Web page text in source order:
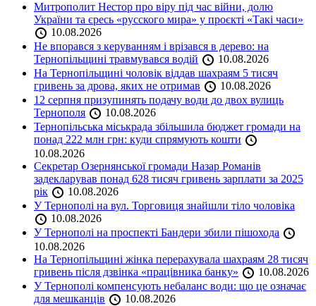
Митрополит Нестор про віру під час війни, долю
України та єресь «русского мира» у проєкті «Такі часи»
10.08.2026
Не впорався з керуванням і врізався в дерево: на
Тернопільщині травмувався водій
10.08.2026
На Тернопільщині чоловік віддав шахраям 5 тисяч
гривень за дрова, яких не отримав
10.08.2026
12 серпня призупинять подачу води до двох вулиць
Тернополя
10.08.2026
Тернопільська міськрада збільшила бюджет громади на
понад 222 млн грн: куди спрямують кошти
10.08.2026
Секретар Озернянської громади Назар Романів
задекларував понад 628 тисяч гривень зарплати за 2025
рік
10.08.2026
У Тернополі на вул. Торговиця знайшли тіло чоловіка
10.08.2026
У Тернополі на проспекті Бандери збили пішохода
10.08.2026
На Тернопільщині жінка перерахувала шахраям 28 тисяч
гривень після дзвінка «працівника банку»
10.08.2026
У Тернополі компенсують небаланс води: що це означає
для мешканців
10.08.2026